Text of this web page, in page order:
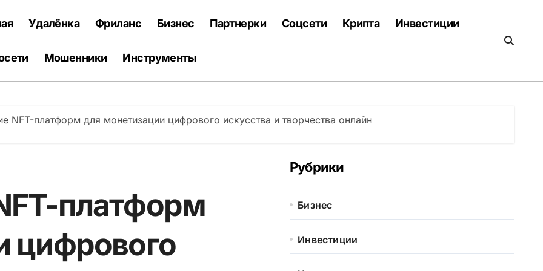
Удалёнка Фриланс Бизнес Партнерки Соцсети Крипта Инвестиции
Мошенники Инструменты
NFT-платформ для монетизации цифрового искусства и творчества онлайн
платформ
цифрового
Рубрики
Бизнес
Инвестиции